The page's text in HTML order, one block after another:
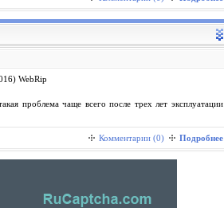
проблема чаще всего после трех лет эксплуатации
Комментарии (0) Подробнее